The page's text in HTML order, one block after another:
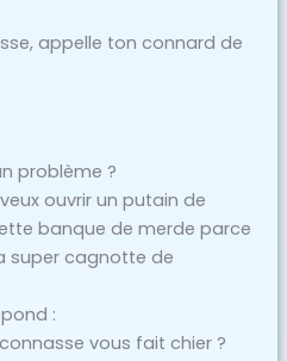
appelle ton connard de
problème ?
veux ouvrir un putain de
banque de merde parce
super cagnotte de
:
vous fait chier ?